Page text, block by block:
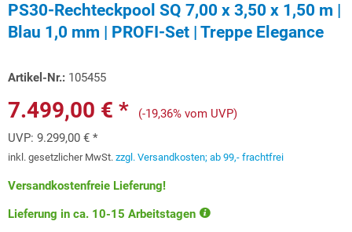
PS30-Rechteckpool SQ 7,00 x 3,50 x 1,50 m |
Blau 1,0 mm | PROFI-Set | Treppe Elegance
Artikel-Nr.: 105455
7.499,00 € *
(-19,36% vom UVP)
UVP: 9.299,00 € *
inkl. gesetzlicher MwSt. zzgl. Versandkosten; ab 99,- frachtfrei
Versandkostenfreie Lieferung!
Lieferung in ca. 10-15 Arbeitstagen